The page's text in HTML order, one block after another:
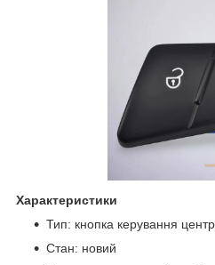
Характеристики
Тип: кнопка керування
Стан: новий